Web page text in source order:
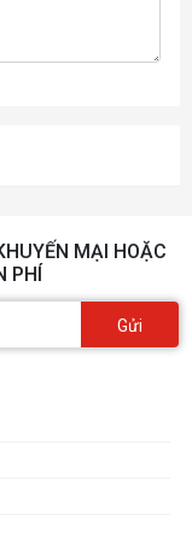
MẠI HOẶC
PHÍ
Gửi